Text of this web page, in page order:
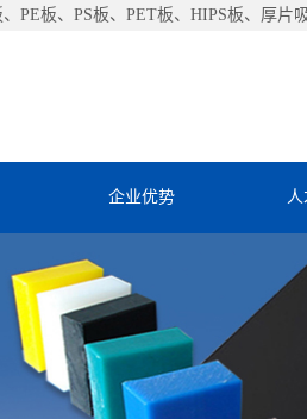
PE板、PS板、PET板、HIPS板、厚
企业优势